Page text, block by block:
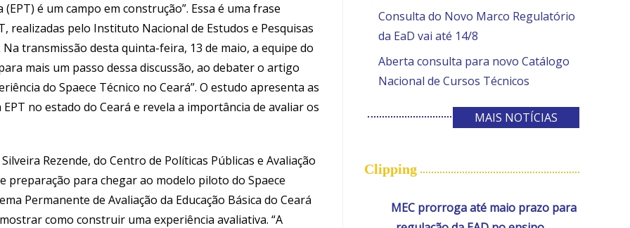
é um campo em construção”. Essa é uma frase
realizadas pelo Instituto Nacional de Estudos e Pesquisas
transmissão desta quinta-feira, 13 de maio, a equipe do
mais um passo dessa discussão, ao debater o artigo
do Spaece Técnico no Ceará”. O estudo apresenta as
no estado do Ceará e revela a importância de avaliar os
Rezende, do Centro de Políticas Públicas e Avaliação
preparação para chegar ao modelo piloto do Spaece
Permanente de Avaliação da Educação Básica do Ceará
como construir uma experiência avaliativa. “A
Consulta do Novo Marco Regulatório
da EaD vai até 14/8
Aberta consulta para novo Catálogo
Nacional de Cursos Técnicos
MAIS NOTÍCIAS
Clipping
MEC prorroga até maio prazo para